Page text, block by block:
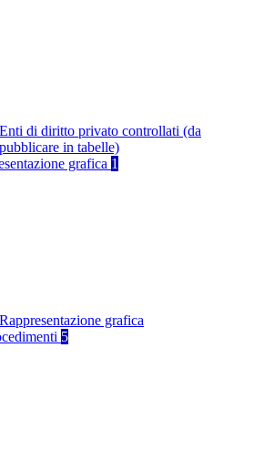
Enti di diritto privato controllati (da
pubblicare in tabelle)
grafica 1
Rappresentazione grafica
5